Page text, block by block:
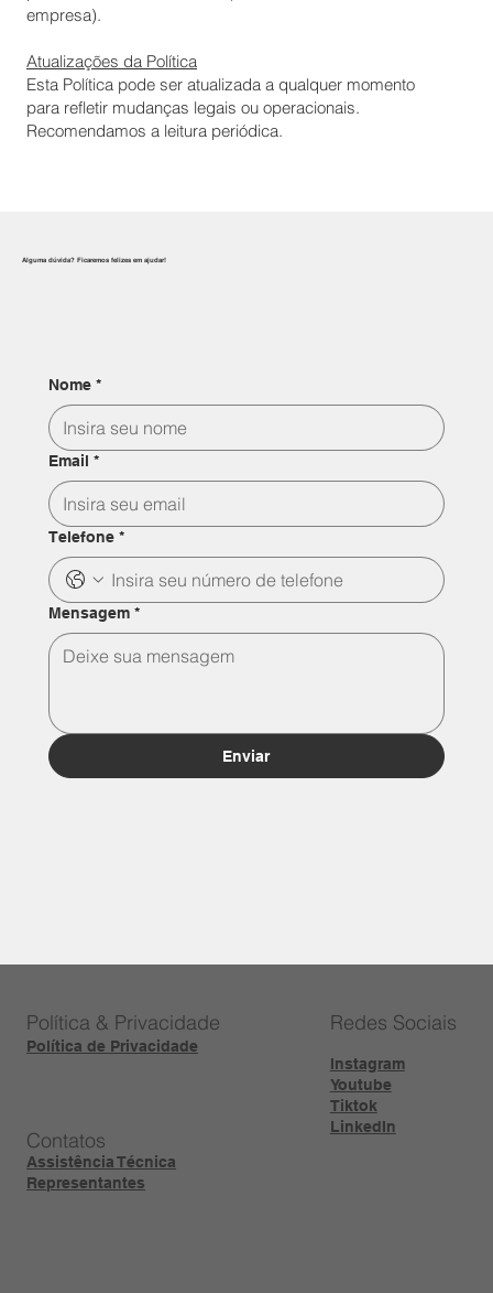
empresa).
Atualizações da Política
Esta Política pode ser atualizada a qualquer momento
para refletir mudanças legais ou operacionais.
Recomendamos a leitura periódica.
Alguma dúvida? Ficaremos felizes em ajudar!
Nome *
Email *
Telefone *
Mensagem *
Enviar
Política & Privacidade
Política de Privacidade
Contatos
Assistência Técnica
Representantes
Redes Sociais
Instagram
Youtube
Tiktok
LinkedIn